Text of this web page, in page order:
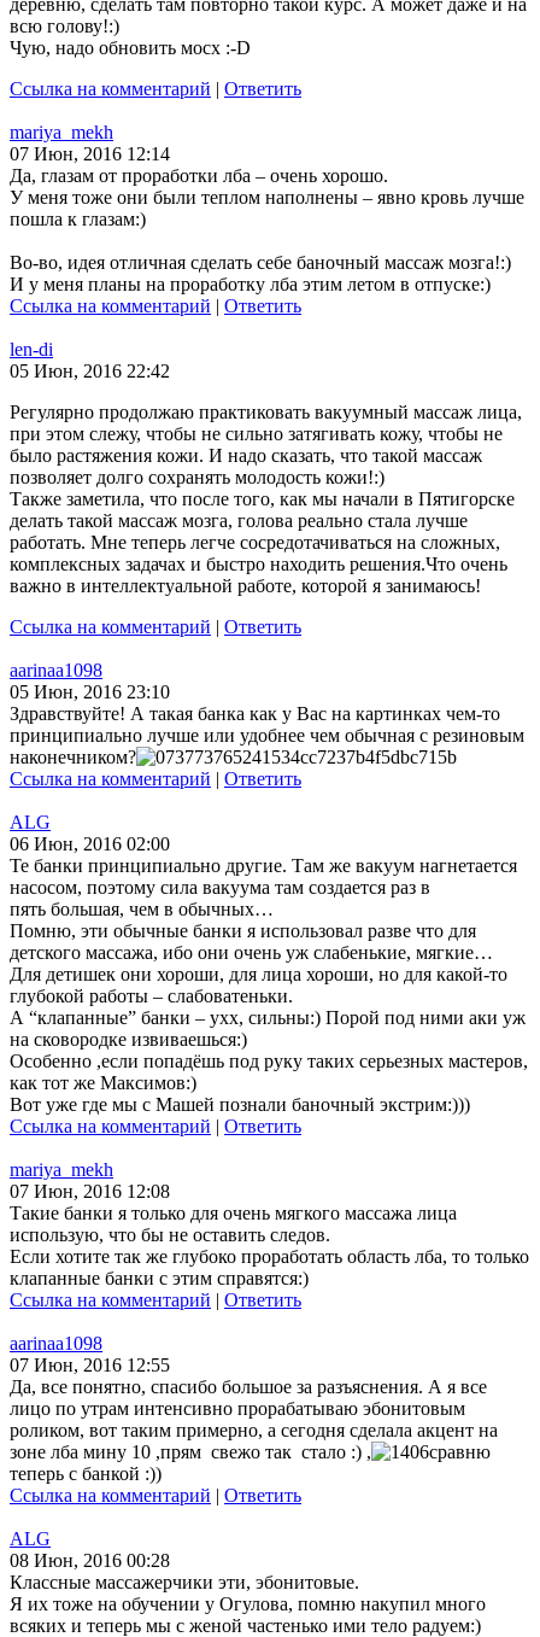
всю голову!:)
Чую, надо обновить мосх :-D
Ссылка на комментарий | Ответить
mariya_mekh
07 Июн, 2016 12:14
Да, глазам от проработки лба – очень хорошо.
У меня тоже они были теплом наполнены – явно кровь лучше
пошла к глазам:)
Во-во, идея отличная сделать себе баночный массаж мозга!:)
И у меня планы на проработку лба этим летом в отпуске:)
Ссылка на комментарий | Ответить
len-di
05 Июн, 2016 22:42
Регулярно продолжаю практиковать вакуумный массаж лица,
при этом слежу, чтобы не сильно затягивать кожу, чтобы не
было растяжения кожи. И надо сказать, что такой массаж
позволяет долго сохранять молодость кожи!:)
Также заметила, что после того, как мы начали в Пятигорске
делать такой массаж мозга, голова реально стала лучше
работать. Мне теперь легче сосредотачиваться на сложных,
комплексных задачах и быстро находить решения.Что очень
важно в интеллектуальной работе, которой я занимаюсь!
Ссылка на комментарий | Ответить
aarinaa1098
05 Июн, 2016 23:10
Здравствуйте! А такая банка как у Вас на картинках чем-то
принципиально лучше или удобнее чем обычная с резиновым
наконечником?
Ссылка на комментарий | Ответить
ALG
06 Июн, 2016 02:00
Те банки принципиально другие. Там же вакуум нагнетается
насосом, поэтому сила вакуума там создается раз в
пять большая, чем в обычных…
Помню, эти обычные банки я использовал разве что для
детского массажа, ибо они очень уж слабенькие, мягкие…
Для детишек они хороши, для лица хороши, но для какой-то
глубокой работы – слабоватеньки.
А “клапанные” банки – ухх, сильны:) Порой под ними аки уж
на сковородке извиваешься:)
Особенно ,если попадёшь под руку таких серьезных мастеров,
как тот же Максимов:)
Вот уже где мы с Машей познали баночный экстрим:)))
Ссылка на комментарий | Ответить
mariya_mekh
07 Июн, 2016 12:08
Такие банки я только для очень мягкого массажа лица
использую, что бы не оставить следов.
Если хотите так же глубоко проработать область лба, то только
клапанные банки с этим справятся:)
Ссылка на комментарий | Ответить
aarinaa1098
07 Июн, 2016 12:55
Да, все понятно, спасибо большое за разъяснения. А я все
лицо по утрам интенсивно прорабатываю эбонитовым
роликом, вот таким примерно, а сегодня сделала акцент на
зоне лба мину 10 ,прям свежо так стало :) ,
сравню
теперь с банкой :))
Ссылка на комментарий | Ответить
ALG
08 Июн, 2016 00:28
Классные массажерчики эти, эбонитовые.
Я их тоже на обучении у Огулова, помню накупил много
всяких и теперь мы с женой частенько ими тело радуем:)